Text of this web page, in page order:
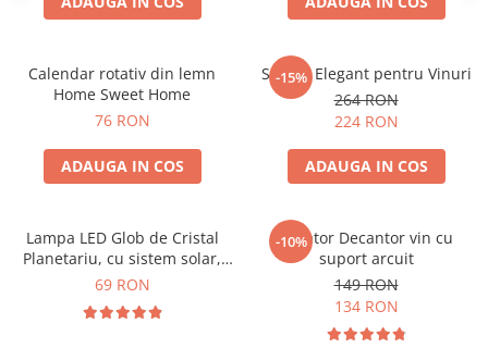
Calendar rotativ din lemn
Home Sweet Home
76 RON
ADAUGA IN COS
-15%
Suport Elegant pentru Vinuri
264 RON
224 RON
ADAUGA IN COS
Lampa LED Glob de Cristal
Planetariu, cu sistem solar,
cadou captivant
69 RON
-10%
Aerator Decantor vin cu
suport arcuit
149 RON
134 RON